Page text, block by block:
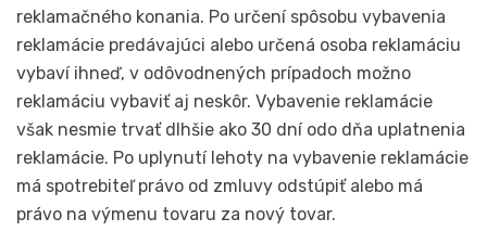
reklamačného konania. Po určení spôsobu vybavenia
reklamácie predávajúci alebo určená osoba reklamáciu
vybaví ihneď, v odôvodnených prípadoch možno
reklamáciu vybaviť aj neskôr. Vybavenie reklamácie
však nesmie trvať dlhšie ako 30 dní odo dňa uplatnenia
reklamácie. Po uplynutí lehoty na vybavenie reklamácie
má spotrebiteľ právo od zmluvy odstúpiť alebo má
právo na výmenu tovaru za nový tovar.